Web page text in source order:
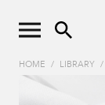
HOME / LIBRARY /